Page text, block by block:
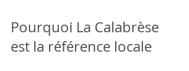
Pourquoi La Calabrèse
est la référence locale